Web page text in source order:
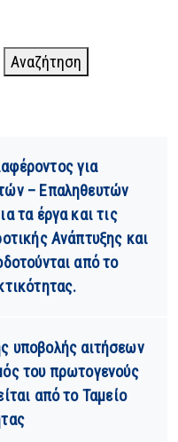
Αναζήτηση
για
– Επαληθευτών
τα έργα και τις
Ανάπτυξης και
από το
υποβολής αιτήσεων
του πρωτογενούς
από το Ταμείο